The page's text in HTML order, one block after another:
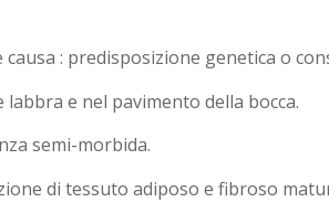
: predisposizione genetica o
labbra e nel pavimento della bocca.
semi-morbida.
di tessuto adiposo e fibroso